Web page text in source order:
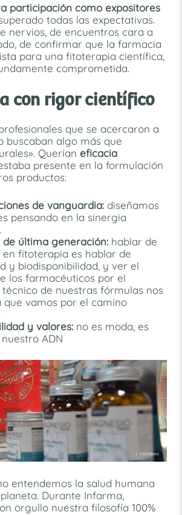
participación como expositores
todas las expectativas.
nervios, de encuentros cara a
de confirmar que la farmacia
para una fitoterapia científica,
comprometida.
con rigor científico
que se acercaron a
buscaban algo más que
Querían eficacia
presente en la formulación
productos:
de vanguardia:diseñamos
pensando en la sinergia
de última generación:hablar de
en fitoterapia es hablar de
y biodisponibilidad, y ver el
los farmacéuticos por el
técnico de nuestras fórmulas nos
que vamos por el camino
y valores:no es moda, es
ADN
entendemos la salud humana
Durante Infarma,
orgullo nuestra filosofía 100%